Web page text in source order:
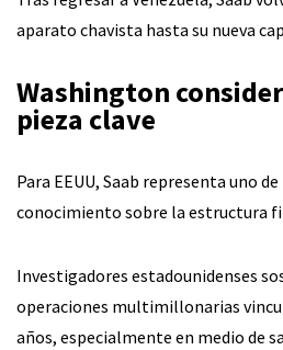
aparato chavista hasta su nueva
Washington
pieza clave
Para EEUU, Saab representa uno
conocimiento sobre la estructura
Investigadores estadounidenses
operaciones multimillonarias
años, especialmente en medio de